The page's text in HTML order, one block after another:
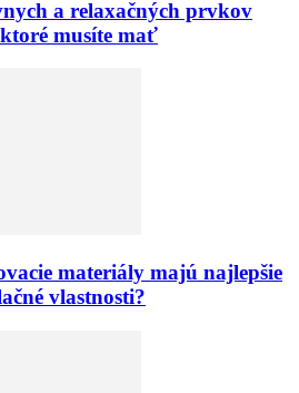
a relaxačných prvkov
musíte mať
materiály majú najlepšie
vlastnosti?